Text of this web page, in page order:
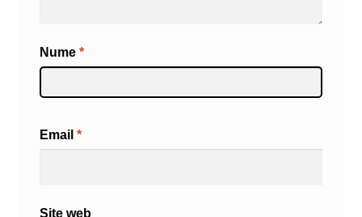
Nume *
Email *
Site web